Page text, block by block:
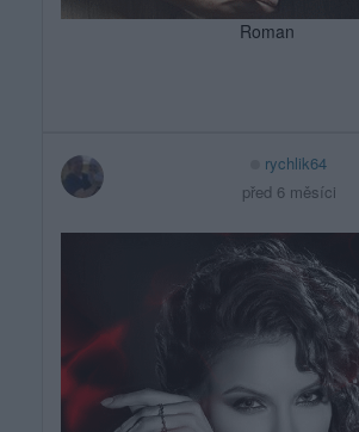
Roman
rychlik64
před 6 měsíci